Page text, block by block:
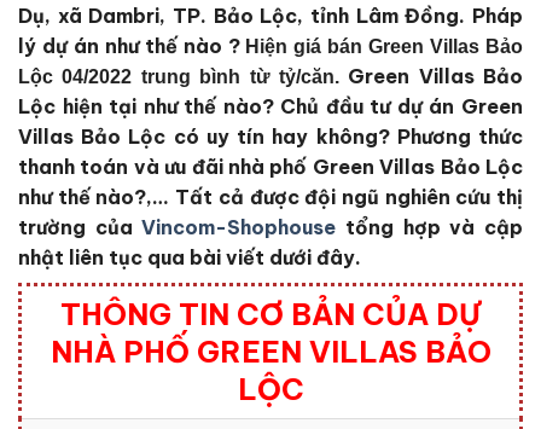
Dụ, xã Dambri, TP. Bảo Lộc, tỉnh Lâm Đồng. Pháp
lý dự án như thế nào ? Hiện giá bán Green Villas Bảo
Lộc 04/2022 trung bình từ tỷ/căn. Green Villas Bảo
Lộc hiện tại như thế nào? Chủ đầu tư dự án Green
Villas Bảo Lộc có uy tín hay không? Phương thức
thanh toán và ưu đãi nhà phố Green Villas Bảo Lộc
như thế nào?,… Tất cả được đội ngũ nghiên cứu thị
trường của Vincom-Shophouse tổng hợp và cập
nhật liên tục qua bài viết dưới đây.
THÔNG TIN CƠ BẢN CỦA DỰ
NHÀ PHỐ GREEN VILLAS BẢO
LỘC